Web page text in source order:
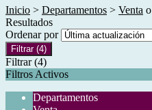
Inicio > Departamentos > Venta o
Resultados
Ordenar por
Filtrar (4)
Filtrar (4)
Filtros Activos
Departamentos